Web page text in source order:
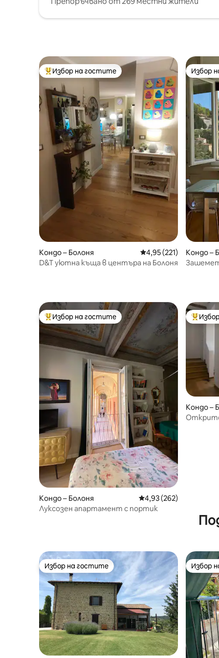
Най-популярен избор на гостите
Избор на гостите
Кондо – Болоня Средна оценка: 4,95
4,95 (221)
D&T уютна къща в центъра на Болоня
Избор
Избор
Кондо –
Най-популярен избор на гостите
Избор на гостите
Кондо – Болоня Средна оценка: 4,93
4,93 (262)
Луксозен апартамент с портик
Най-
Кондо –
Избор на гостите
Избор на гостите Избор
Избор